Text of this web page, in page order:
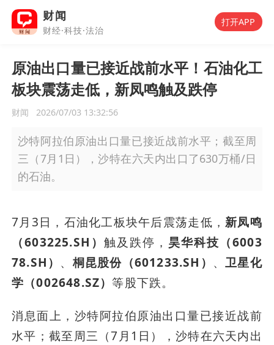
财闻
财经·科技·法治
打开APP
原油出口量已接近战前水平！石油化工
板块震荡走低，新凤鸣触及跌停
财闻 2026/07/03 13:32:56
沙特阿拉伯原油出口量已接近战前水平；截至周
三（7月1日），沙特在六天内出口了630万桶/日
的石油。
7月3日，石油化工板块午后震荡走低，新凤鸣
（603225.SH） 触及跌停， 昊华科技（6003
78.SH） 、 桐昆股份（601233.SH） 、卫星化
学（002648.SZ）等股下跌。
消息面上，沙特阿拉伯原油出口量已接近战前
水平；截至周三（7月1日），沙特在六天内出